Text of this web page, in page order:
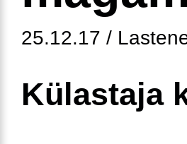
25.12.17 /
Külastaja